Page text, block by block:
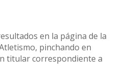
en la página de la
pinchando en
titular correspondiente a